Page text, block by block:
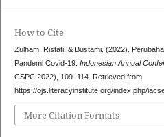
How to Cite
Zulham, Ristati, & Bustami. (2022).
Pandemi Covid-19. Indonesian Annual
CSPC 2022), 109–114. Retrieved from
https://ojs.literacyinstitute.org/index.php/
More Citation Formats